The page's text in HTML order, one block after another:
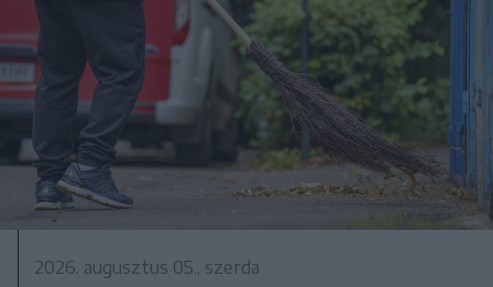
2026. augusztus 05., szerda